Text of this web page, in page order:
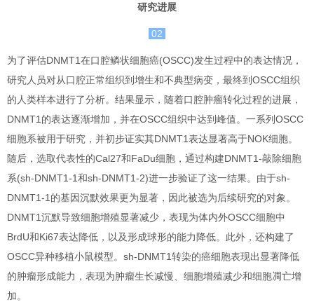
研究进展
02
为了评估DNMT1在口腔鳞状细胞癌(OSCC)发生过程中的表达情况，
研究人员对从口腔正常组织到增生和不典型病变，最终到OSCC组织
的人类样本进行了分析。结果显示，随着口腔肿瘤转化过程的进展，
DNMT1的表达逐渐增加，并在OSCC组织中达到峰值。一系列OSCC
细胞系被用于研究，并初步证实其DNMT1表达显著高于NOK细胞。
随后，选取代表性的Cal27和FaDu细胞，通过构建DNMT1-敲除细胞
系(sh-DNMT1-1和sh-DNMT1-2)进一步验证了这一结果。由于sh-
DNMT1-1的基因沉默效果更为显著，因此被选为后续研究的对象。
DNMT1沉默导致细胞增殖显著减少，表现为体内外OSCC细胞中
BrdU和Ki67表达降低，以及形成球形的能力降低。此外，还构建了
OSCC异种移植小鼠模型。sh-DNMT1转染的癌细胞表现出显著降低
的肿瘤形成能力，表现为肿瘤生长减慢、细胞增殖减少和细胞凋亡增
加。